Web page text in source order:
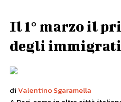
Il 1° marzo il
degli immigrati
diValentino Sgaramella